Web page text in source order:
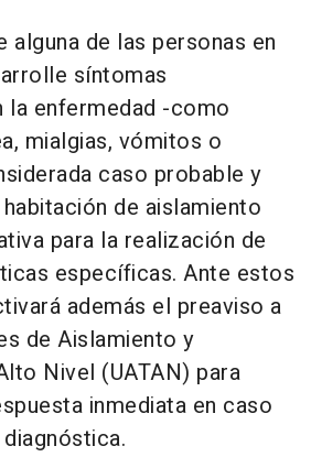
alguna de las personas en
síntomas
enfermedad -como
mialgias, vómitos o
caso probable y
de aislamiento
para la realización de
específicas. Ante estos
además el preaviso a
de Aislamiento y
Nivel (UATAN) para
inmediata en caso